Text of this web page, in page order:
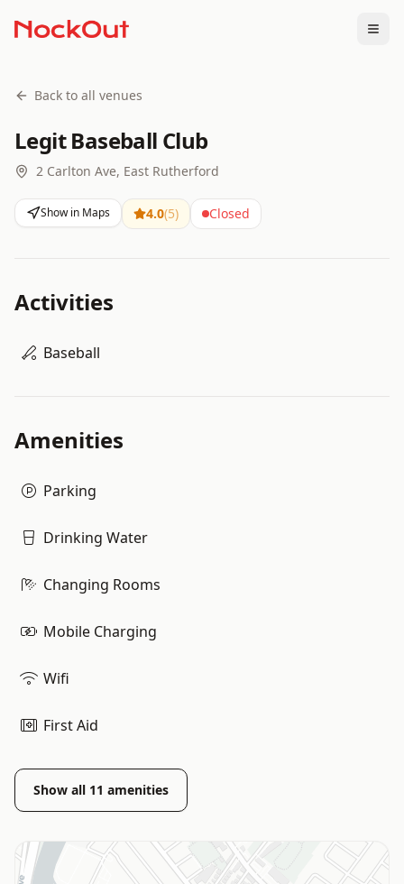
Back to all venues
Legit Baseball Club
2 Carlton Ave, East Rutherford
Show in Maps 4.0(5) Closed
Activities
Baseball
Amenities
Parking
Drinking Water
Changing Rooms
Mobile Charging
Wifi
First Aid
Show all 11 amenities